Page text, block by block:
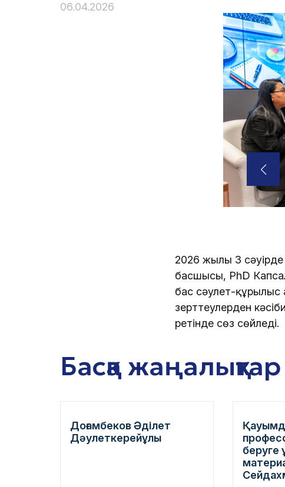
06.04.2026
2026 жылғы 3
басшысы, PhD
бас сәулет-құрылыс
зерттеулерден
ретінде сөз сөйледі.
Басқа жаңалықтар
Доғамбеков Əділет
Дəулеткерейұлы
беруге